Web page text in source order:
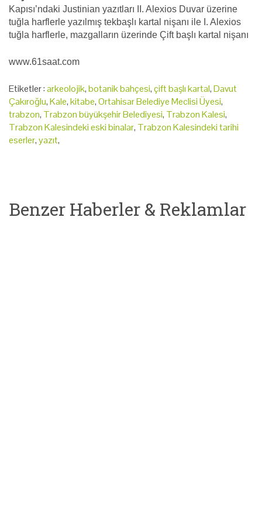
Kapısı’ndaki Justinian yazıtları II. Alexios Duvar üzerine
tuğla harflerle yazılmış tekbaşlı kartal nişanı ile I. Alexios
tuğla harflerle, mazgalların üzerinde Çift başlı kartal nişanı
www.61saat.com
Etiketler :arkeolojik,botanik bahçesi,çift başlı kartal,Davut
Çakıroğlu,Kale,kitabe,Ortahisar Belediye Meclisi Üyesi,
trabzon, Trabzon büyükşehir Belediyesi, Trabzon Kalesi,
Trabzon Kalesindeki eski binalar, Trabzon Kalesindeki tarihi
eserler,yazıt,
Benzer Haberler & Reklamlar